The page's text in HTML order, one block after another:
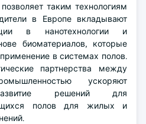
таким технологиям
в Европе вкладывают
в нанотехнологии и
биоматериалов, которые
в системах полов.
партнерства между
ускоряют
решений для
полов для жилых и